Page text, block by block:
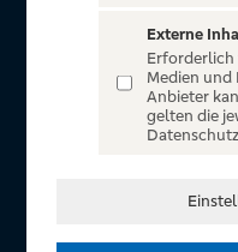
für alle Kunden der
unserem einzigartigen
atemberaubende
Fußball-Bundesliga
In
Externe
Erforderlich
Medien
Anbieter
gelten die